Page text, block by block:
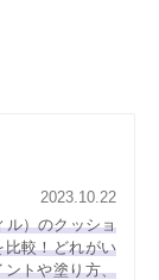
2023.10.22
ル）のクッショ
比較！どれがい
ントや塗り方、